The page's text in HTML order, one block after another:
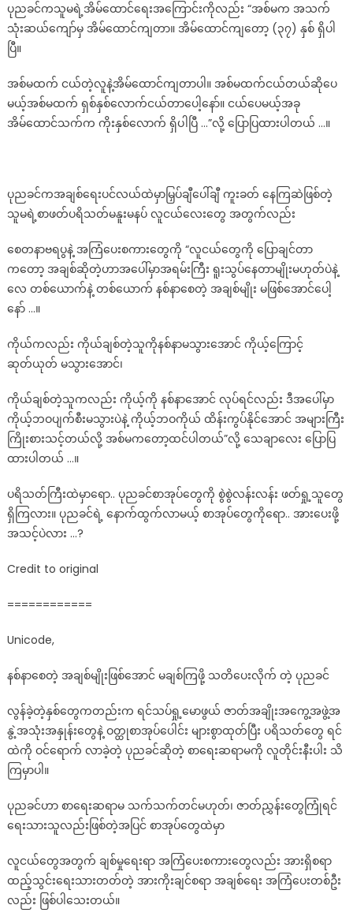
ပုညခင်ကသူမရဲ့အိမ်ထောင်ရေးအကြောင်းကိုလည်း “အစ်မက အသက်
သုံးဆယ်ကျော်မှ အိမ်ထောင်ကျတာ။ အိမ်ထောင်ကျတော့ (၃၇) နှစ် ရှိပါ
ပြီ။
အစ်မထက် ငယ်တဲ့လူနဲ့အိမ်ထောင်ကျတာပါ။ အစ်မထက်ငယ်တယ်ဆိုပေ
မယ့်အစ်မထက် ရှစ်နှစ်လောက်ငယ်တာပေါ့နော်။ ငယ်ပေမယ့်အခု
အိမ်ထောင်သက်က ကိုးနှစ်လောက် ရှိပါပြီ …”လို့ ပြောပြထားပါတယ် …။
ပုညခင်ကအချစ်ရေးပင်လယ်ထဲမှာမြှပ်ချီပေါ်ချီ ကူးခတ် နေကြဆဲဖြစ်တဲ့
သူမရဲ့စာဖတ်ပရိသတ်မနူးမနပ် လူငယ်လေးတွေ အတွက်လည်း
စေတနာဗရပွနဲ့ အကြံပေးစကားတွေကို “လူငယ်တွေကို ပြောချင်တာ
ကတော့ အချစ်ဆိုတဲ့ဟာအပေါ်မှာအရမ်းကြီး ရူးသွပ်နေတာမျိုးမဟုတ်ပဲနဲ့
လေ တစ်ယောက်နဲ့ တစ်ယောက် နစ်နာစေတဲ့ အချစ်မျိုး မဖြစ်အောင်ပေါ့
နော် …။
ကိုယ်ကလည်း ကိုယ်ချစ်တဲ့သူကိုနစ်နာမသွားအောင် ကိုယ့်ကြောင့်
ဆုတ်ယုတ် မသွားအောင်၊
ကိုယ်ချစ်တဲ့သူကလည်း ကိုယ့်ကို နစ်နာအောင် လုပ်ရင်လည်း ဒီအပေါ်မှာ
ကိုယ့်ဘဝပျက်စီးမသွားပဲနဲ့ ကိုယ့်ဘဝကိုယ် ထိန်းကွပ်နိုင်အောင် အများကြီး
ကြိုးစားသင့်တယ်လို့ အစ်မကတော့ထင်ပါတယ်”လို့ သေချာလေး ပြောပြ
ထားပါတယ် …။
ပရိသတ်ကြီးထဲမှာရော.. ပုညခင်စာအုပ်တွေကို စွဲစွဲလန်းလန်း ဖတ်ရှု့သူတွေ
ရှိကြလား။ ပုညခင်ရဲ့ နောက်ထွက်လာမယ့် စာအုပ်တွေကိုရော.. အားပေးဖို့
အသင့်ပဲလား …?
Credit to original
============
Unicode,
နစ်နာစေတဲ့ အချစ်မျိုးဖြစ်အောင် မချစ်ကြဖို့ သတိပေးလိုက် တဲ့ ပုညခင်
လွန်ခဲ့တဲ့နှစ်တွေကတည်းက ရင်သပ်ရှု့မောဖွယ် ဇာတ်အချိုးအကွေ့အဖွဲ့အ
နွဲ့အသုံးအနှုန်းတွေနဲ့ ဝတ္ထုစာအုပ်ပေါင်း များစွာထုတ်ပြီး ပရိသတ်တွေ ရင်
ထဲကို ဝင်ရောက် လာခဲ့တဲ့ ပုညခင်ဆိုတဲ့ စာရေးဆရာမကို လူတိုင်းနီးပါး သိ
ကြမှာပါ။
ပုညခင်ဟာ စာရေးဆရာမ သက်သက်တင်မဟုတ်၊ ဇာတ်ညွှန်းတွေကြုံရင်
ရေးသားသူလည်းဖြစ်တဲ့အပြင် စာအုပ်တွေထဲမှာ
လူငယ်တွေအတွက် ချစ်မှုရေးရာ အကြံပေးစကားတွေလည်း အားရှိစရာ
ထည့်သွင်းရေးသားတတ်တဲ့ အားကိုးချင်စရာ အချစ်ရေး အကြံပေးတစ်ဦး
လည်း ဖြစ်ပါသေးတယ်။